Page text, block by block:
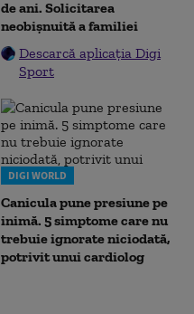
de ani. Solicitarea
neobișnuită a familiei
Descarcă aplicația Digi
Sport
DIGI WORLD
Canicula pune presiune pe
inimă. 5 simptome care nu
trebuie ignorate niciodată,
potrivit unui cardiolog